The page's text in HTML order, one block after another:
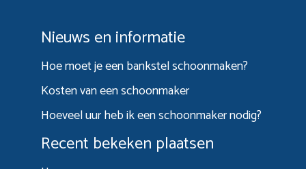
Nieuws en informatie
Hoe moet je een bankstel schoonmaken?
Kosten van een schoonmaker
Hoeveel uur heb ik een schoonmaker nodig?
Recent bekeken plaatsen